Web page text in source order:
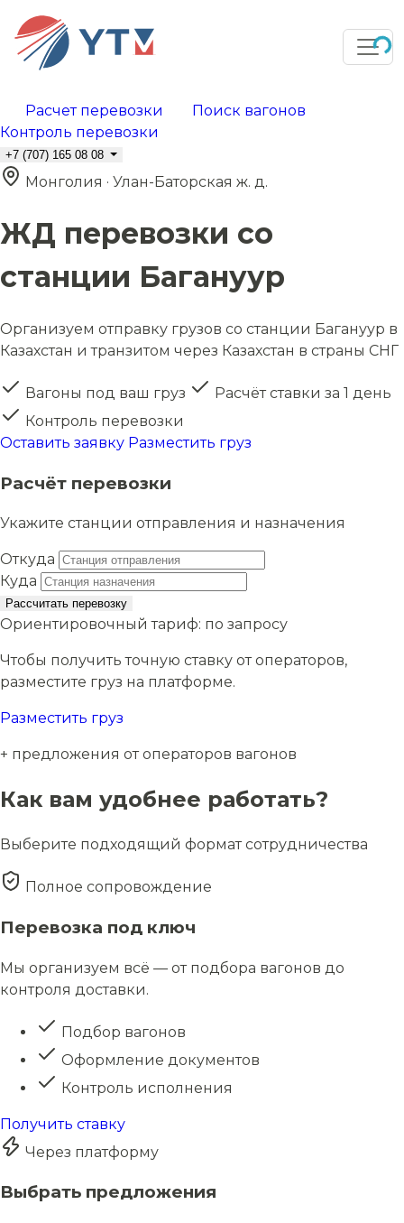
Расчет перевозки
Поиск вагонов
Контроль перевозки
+7 (707) 165 08 08
Монголия · Улан-Баторская ж. д.
ЖД перевозки со
станции Багануур
Организуем отправку грузов со станции Багануур в
Казахстан и транзитом через Казахстан в страны СНГ
Вагоны под ваш груз
Расчёт ставки за 1 день
Контроль перевозки
Оставить заявку Разместить груз
Расчёт перевозки
Укажите станции отправления и назначения
Откуда
Куда
Рассчитать перевозку
Ориентировочный тариф: по запросу
Чтобы получить точную ставку от операторов,
разместите груз на платформе.
Разместить груз
+ предложения от операторов вагонов
Как вам удобнее работать?
Выберите подходящий формат сотрудничества
Полное сопровождение
Перевозка под ключ
Мы организуем всё — от подбора вагонов до
контроля доставки.
Подбор вагонов
Оформление документов
Контроль исполнения
Получить ставку
Через платформу
Выбрать предложения